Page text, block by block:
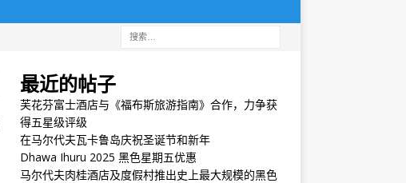
最近的帖子
芙花芬富士酒店与《福布斯旅游指南》合作，力争获
得五星级评级
在马尔代夫瓦卡鲁岛庆祝圣诞节和新年
Dhawa Ihuru 2025 黑色星期五优惠
马尔代夫肉桂酒店及度假村推出史上最大规模的黑色